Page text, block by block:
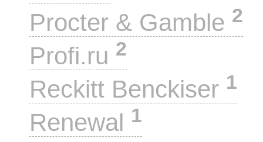
Procter & Gamble 2
Profi.ru 2
Reckitt Benckiser 1
Renewal 1